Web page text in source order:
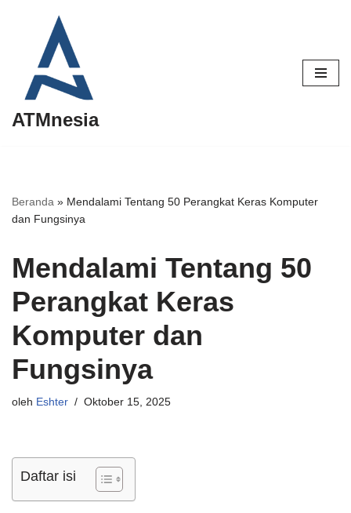
Lompat
konten
ATMnesia
Beranda » Mendalami Tentang 50 Perangkat Keras Komputer
dan Fungsinya
Mendalami Tentang 50
Perangkat Keras
Komputer dan
Fungsinya
oleh Eshter Oktober 15, 2025
Daftar isi